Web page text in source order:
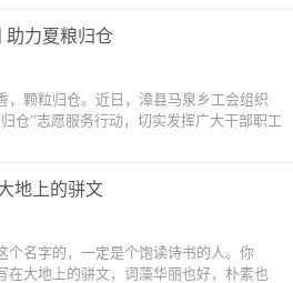
助力夏粮归仓
，颗粒归仓。近日，漳县马泉乡工会组织
仓”志愿服务行动，切实发挥广大干部职工
地上的骈文
个名字的，一定是个饱读诗书的人。你
在大地上的骈文，词藻华丽也好，朴素也